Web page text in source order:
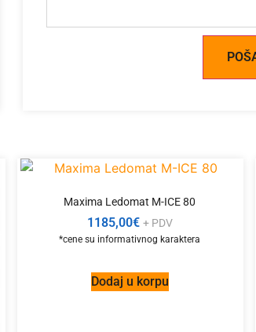
Maxima Ledomat M-ICE 80
1185,00€ + PDV
Dodaj u korpu